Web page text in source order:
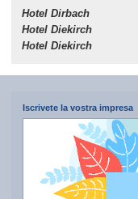
Hotel Dirbach
Hotel Diekirch
Hotel Diekirch
Iscrivete la vostra impresa